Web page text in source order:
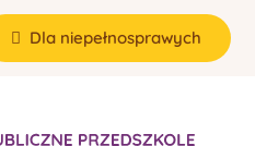
Dla niepełnosprawych